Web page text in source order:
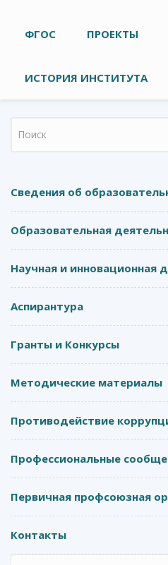
ФГОС ПРОЕКТЫ
ИСТОРИЯ ИНСТИТУТА
Форма поиска
Сведения об
Образовательная
Научная и инновационная
Аспирантура
Гранты и Конкурсы
Методические материалы
Противодействие
Профессиональные
Первичная профсоюзная
Контакты